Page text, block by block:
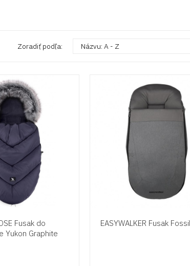
Zoradiť podľa: Názvu: A - Z
Fusak do
Yukon Graphite
EASYWALKER Fusak